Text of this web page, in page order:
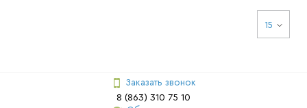
15
Заказать звонок
8 (863) 310 75 10